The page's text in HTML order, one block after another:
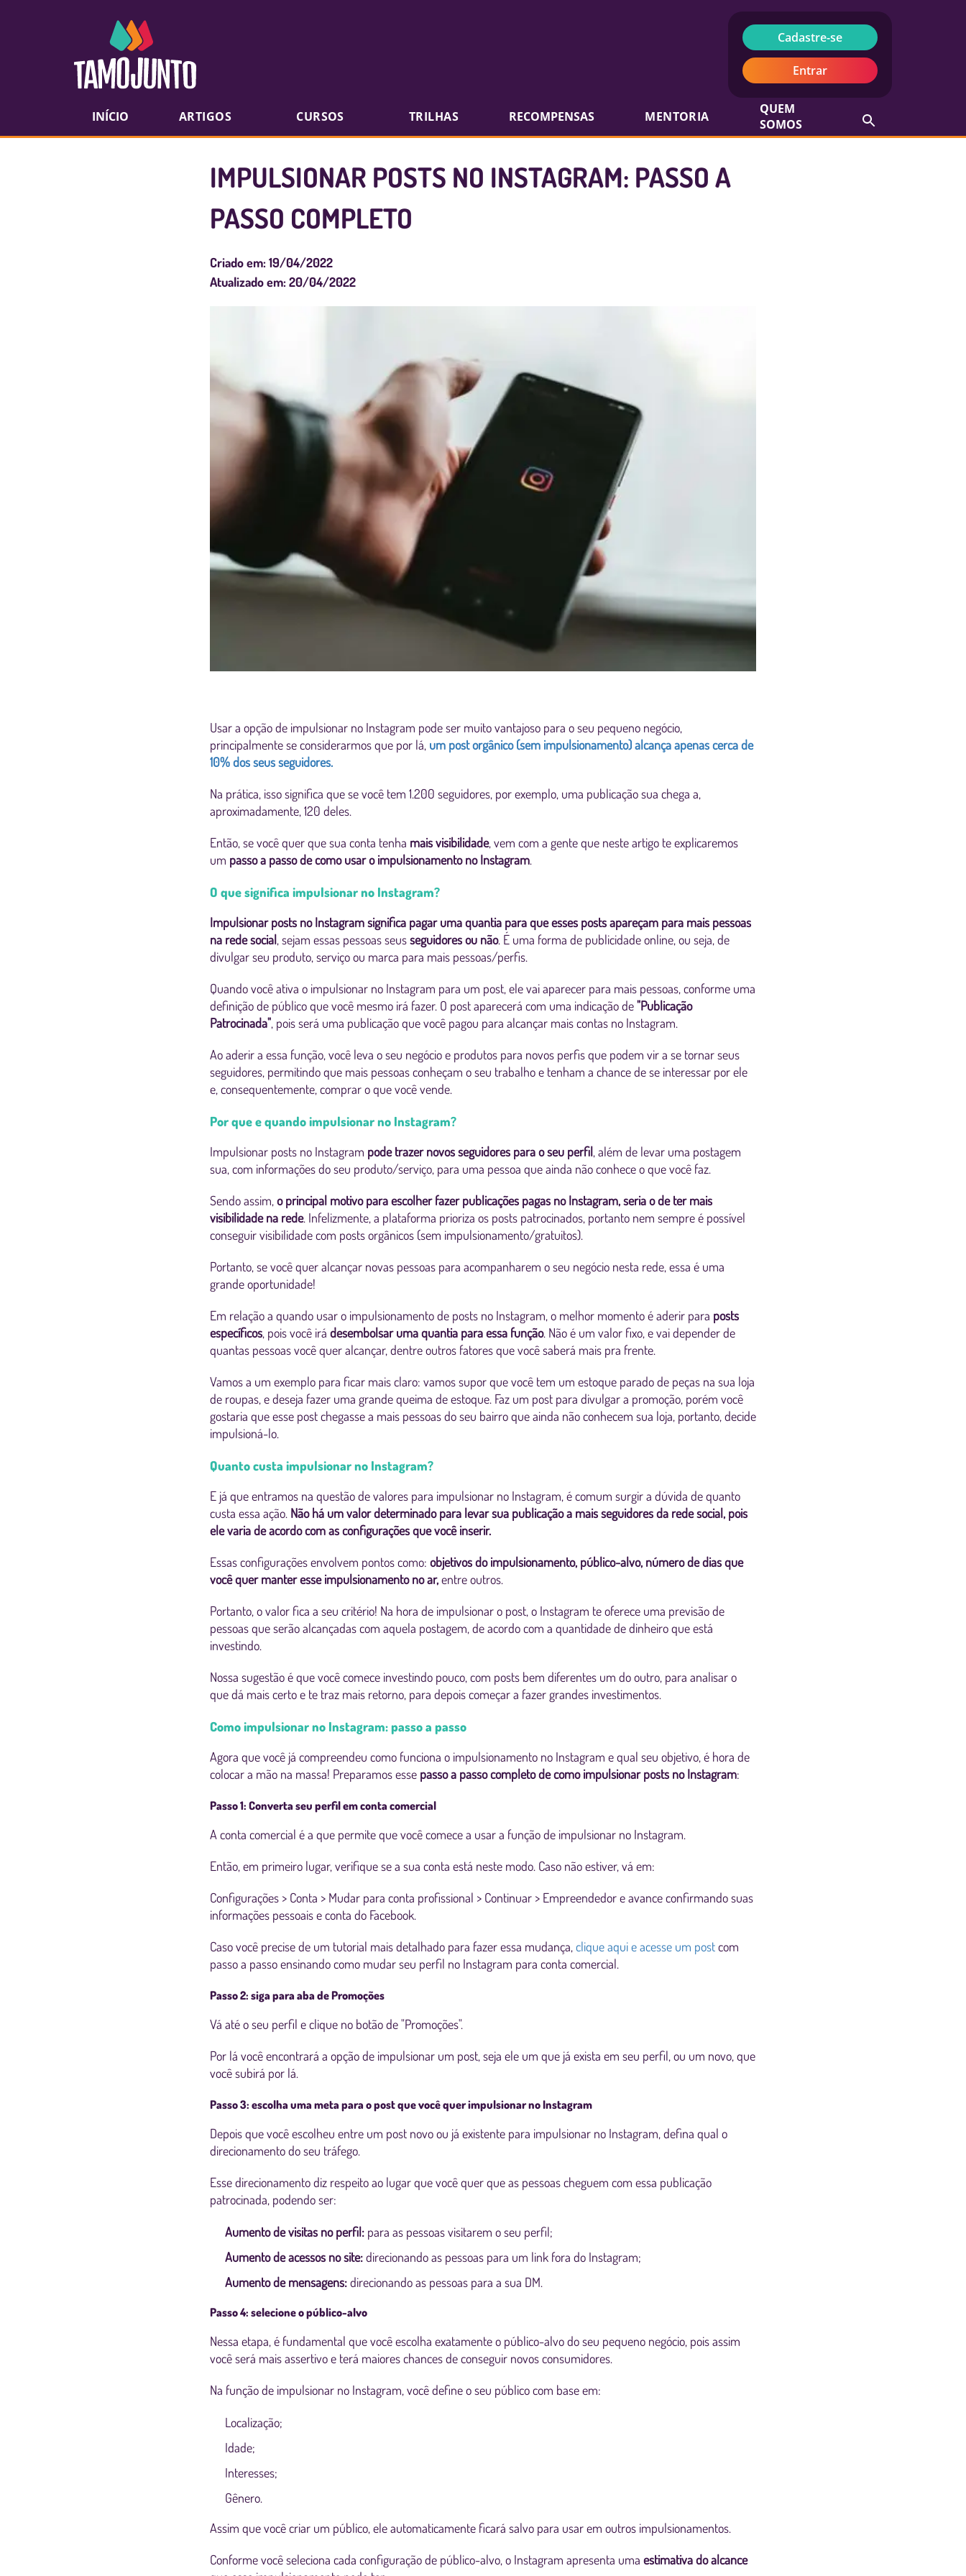
Cadastre-se
Entrar
INÍCIO ARTIGOS CURSOS TRILHAS RECOMPENSAS MENTORIA
QUEM
SOMOS
IMPULSIONAR POSTS NO INSTAGRAM: PASSO A
PASSO COMPLETO
Criado em:19/04/2022
Atualizado em:20/04/2022
Usar a opção de impulsionar no Instagram pode ser muito vantajoso para o seu pequeno negócio,
principalmente se considerarmos que por lá, um post orgânico (sem impulsionamento) alcança apenas cerca de
10% dos seus seguidores.
Na prática, isso significa que se você tem 1.200 seguidores, por exemplo, uma publicação sua chega a,
aproximadamente, 120 deles.
Então, se você quer que sua conta tenha mais visibilidade, vem com a gente que neste artigo te explicaremos
um passo a passo de como usar o impulsionamento no Instagram.
O que significa impulsionar no Instagram?
Impulsionar posts no Instagram significa pagar uma quantia para que esses posts apareçam para mais pessoas
na rede social, sejam essas pessoas seusseguidores ou não. É uma forma de publicidade online, ou seja, de
divulgar seu produto, serviço ou marca para mais pessoas/perfis.
Quando você ativa o impulsionar no Instagram para um post, ele vai aparecer para mais pessoas, conforme uma
definição de público que você mesmo irá fazer. O post aparecerá com uma indicação de"Publicação
Patrocinada", pois será uma publicação que você pagou para alcançar mais contas no Instagram.
Ao aderir a essa função, você leva o seu negócio e produtos para novos perfis que podem vir a se tornar seus
seguidores, permitindo que mais pessoas conheçam o seu trabalho e tenham a chance de se interessar por ele
e, consequentemente, comprar o que você vende.
Por que e quando impulsionar no Instagram?
Impulsionar posts no Instagram pode trazer novos seguidores para o seu perfil, além de levar uma postagem
sua, com informações do seu produto/serviço, para uma pessoa que ainda não conhece o que você faz.
Sendo assim, o principal motivo para escolher fazer publicações pagas no Instagram, seria o de ter mais
visibilidade na rede. Infelizmente, a plataforma prioriza os posts patrocinados, portanto nem sempre é possível
conseguir visibilidade com posts orgânicos (sem impulsionamento/gratuitos).
Portanto, se você quer alcançar novas pessoas para acompanharem o seu negócio nesta rede, essa é uma
grande oportunidade!
Em relação a quando usar o impulsionamento de posts no Instagram, o melhor momento é aderir para posts
específicos, pois você irá desembolsar uma quantia para essa função. Não é um valor fixo, e vai depender de
quantas pessoas você quer alcançar, dentre outros fatores que você saberá mais pra frente.
Vamos a um exemplo para ficar mais claro: vamos supor que você tem um estoque parado de peças na sua loja
de roupas, e deseja fazer uma grande queima de estoque. Faz um post para divulgar a promoção, porém você
gostaria que esse post chegasse a mais pessoas do seu bairro que ainda não conhecem sua loja, portanto, decide
impulsioná-lo.
Quanto custa impulsionar no Instagram?
E já que entramos na questão de valores para impulsionar no Instagram, é comum surgir a dúvida de quanto
custa essa ação. Não há um valor determinado para levar sua publicação a mais seguidores da rede social, pois
ele varia de acordo com as configurações que você inserir.
Essas configurações envolvem pontos como: objetivos do impulsionamento, público-alvo, número de dias que
você quer manter esse impulsionamento no ar,entre outros.
Portanto, o valor fica a seu critério! Na hora de impulsionar o post, o Instagram te oferece uma previsão de
pessoas que serão alcançadas com aquela postagem, de acordo com a quantidade de dinheiro que está
investindo.
Nossa sugestão é que você comece investindo pouco, com posts bem diferentes um do outro, para analisar o
que dá mais certo e te traz mais retorno, para depois começar a fazer grandes investimentos.
Como impulsionar no Instagram: passo a passo
Agora que você já compreendeu como funciona o impulsionamento no Instagram e qual seu objetivo, é hora de
colocar a mão na massa! Preparamos esse passo a passo completo de como impulsionar posts no Instagram:
Passo 1: Converta seu perfil em conta comercial
A conta comercial é a que permite que você comece a usar a função de impulsionar no Instagram.
Então, em primeiro lugar, verifique se a sua conta está neste modo. Caso não estiver, vá em:
Configurações > Conta > Mudar para conta profissional > Continuar > Empreendedor e avance confirmando suas
informações pessoais e conta do Facebook.
Caso você precise de um tutorial mais detalhado para fazer essa mudança, clique aqui e acesse um postcom
passo a passo ensinando como mudar seu perfil no Instagram para conta comercial.
Passo 2: siga para aba de Promoções
Vá até o seu perfil e clique no botão de "Promoções".
Por lá você encontrará a opção de impulsionar um post, seja ele um que já exista em seu perfil, ou um novo, que
você subirá por lá.
Passo 3: escolha uma meta para o post que você quer impulsionar no Instagram
Depois que você escolheu entre um post novo ou já existente para impulsionar no Instagram, defina qual o
direcionamento do seu tráfego.
Esse direcionamento diz respeito ao lugar que você quer que as pessoas cheguem com essa publicação
patrocinada, podendo ser:
Aumento de visitas no perfil: para as pessoas visitarem o seu perfil;
Aumento de acessos no site:direcionando as pessoas para um link fora do Instagram;
Aumento de mensagens:direcionando as pessoas para a sua DM.
Passo 4: selecione o público-alvo
Nessa etapa, é fundamental que você escolha exatamente o público-alvo do seu pequeno negócio, pois assim
você será mais assertivo e terá maiores chances de conseguir novos consumidores.
Na função de impulsionar no Instagram, você define o seu público com base em:
Localização;
Idade;
Interesses;
Gênero.
Assim que você criar um público, ele automaticamente ficará salvo para usar em outros impulsionamentos.
Conforme você seleciona cada configuração de público-alvo, o Instagram apresenta uma estimativa do alcance